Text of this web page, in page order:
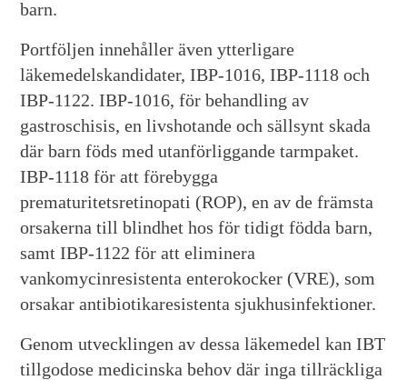
barn.
Portföljen innehåller även ytterligare
läkemedelskandidater, IBP-1016, IBP-1118 och
IBP-1122. IBP-1016, för behandling av
gastroschisis, en livshotande och sällsynt skada
där barn föds med utanförliggande tarmpaket.
IBP-1118 för att förebygga
prematuritetsretinopati (ROP), en av de främsta
orsakerna till blindhet hos för tidigt födda barn,
samt IBP-1122 för att eliminera
vankomycinresistenta enterokocker (VRE), som
orsakar antibiotikaresistenta sjukhusinfektioner.
Genom utvecklingen av dessa läkemedel kan IBT
tillgodose medicinska behov där inga tillräckliga